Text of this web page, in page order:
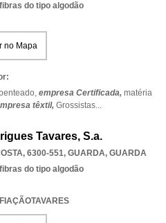
do tipo algodão
no Mapa
empresa Certificada, matéria
têxtil, Grossistas...
Tavares, S.a.
6300-551, GUARDA, GUARDA
do tipo algodão